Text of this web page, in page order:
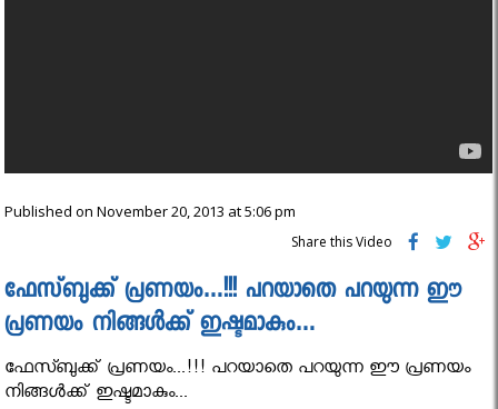
Published on November 20, 2013 at 5:06 pm
Share this Video
ഫേസ്ബുക്ക്‌ പ്രണയം…!!! പറയാതെ പറയുന്ന ഈ
പ്രണയം നിങ്ങൾക്ക് ഇഷ്ടമാകും…
ഫേസ്ബുക്ക്‌ പ്രണയം...!!! പറയാതെ പറയുന്ന ഈ പ്രണയം
നിങ്ങൾക്ക് ഇഷ്ടമാകും...